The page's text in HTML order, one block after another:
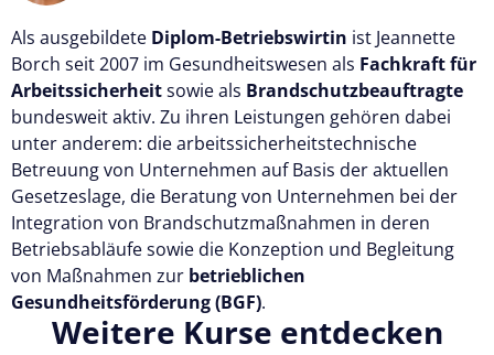
Als ausgebildete Diplom-Betriebswirtin ist Jeannette
Borch seit 2007 im Gesundheitswesen als Fachkraft für
Arbeitssicherheitsowie als Brandschutzbeauftragte
bundesweit aktiv. Zu ihren Leistungen gehören dabei
unter anderem: die arbeitssicherheitstechnische
Betreuung von Unternehmen auf Basis der aktuellen
Gesetzeslage, die Beratung von Unternehmen bei der
Integration von Brandschutzmaßnahmen in deren
Betriebsabläufe sowie die Konzeption und Begleitung
von Maßnahmen zur betrieblichen
Gesundheitsförderung (BGF).
Weitere Kurse entdecken